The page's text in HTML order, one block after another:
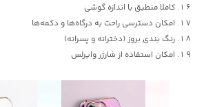
کاملا منطبق با اندازه‌ گوشی
امکان دسترسی راحت به درگاه‌ها و دکمه‌ها
رنگ بندی بروز (دخترانه و پسرانه)
امکان استفاده از شارژر وایرلس